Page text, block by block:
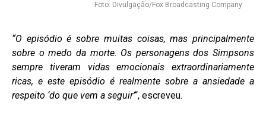
Foto: Divulgação/Fox Broadcasting Company
“O episódio é sobre muitas coisas, mas principalmente
sobre o medo da morte. Os personagens dos Simpsons
sempre tiveram vidas emocionais extraordinariamente
ricas, e este episódio é realmente sobre a ansiedade a
respeito ‘do que vem a seguir’“, escreveu.